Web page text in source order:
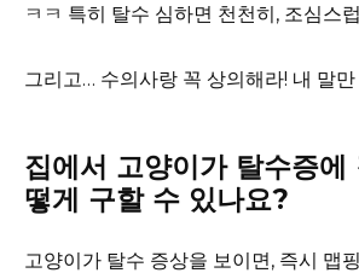
ㅋㅋ 특히 탈수 심하면 천천히, 조심스
그리고… 수의사랑 꼭 상의해라! 내 말만
집에서 고양이가 탈수증에
떻게 구할 수 있나요?
고양이가 탈수 증상을 보이면, 즉시 맵